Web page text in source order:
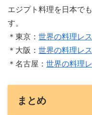
エジプト料理を日本で
す。
＊東京： 世界の料理レ
＊大阪： 世界の料理レ
＊名古屋： 世界の料理
まとめ